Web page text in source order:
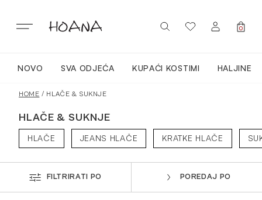
sadržaj
PRIJAVITE SE / REGISTRIRAJTE SE
0
NOVO SVA ODJEĆA KUPAĆI KOSTIMI HALJINE
HOME / HLAČE & SUKNJE
HLAČE & SUKNJE
HLAČE JEANS HLAČE KRATKE HLAČE
FILTRIRATI PO POREDAJ PO